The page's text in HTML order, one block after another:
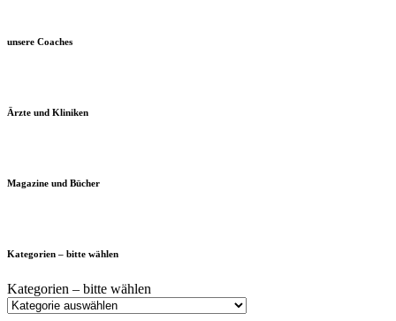
unsere Coaches
Ärzte und Kliniken
Magazine und Bücher
Kategorien – bitte wählen
Kategorien – bitte wählen